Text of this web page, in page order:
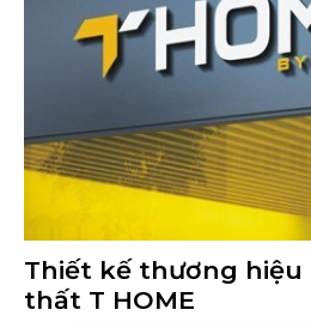
Thiết kế thương hiệu
thất T HOME